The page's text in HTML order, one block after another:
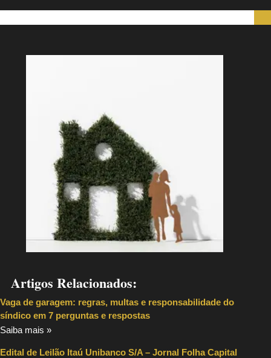
Artigos Relacionados:
Vaga de garagem: regras, multas e responsabilidade do
síndico em 7 perguntas e respostas
Saiba mais »
Edital de Leilão Itaú Unibanco S/A – Jornal Folha Capital